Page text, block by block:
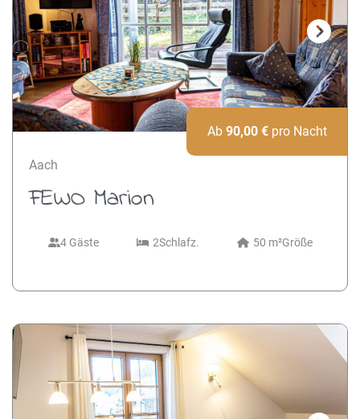
Next
Aach
FEWO Marion
4 Gäste 2Schlafz. 50 m²Größe
Ab 90,00 €pro Nacht